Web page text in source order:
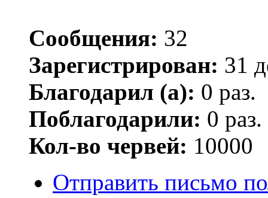
Сообщения: 32
Зарегистрирован: 31
Благодарил (а): 0 раз.
Поблагодарили: 0 раз.
Кол-во червей: 10000
Отправить письмо